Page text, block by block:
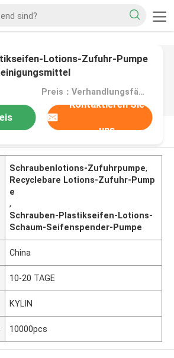
Lotions-Zufuhr-Pumpe
Preis：Verhandlungsfähig
Kontaktieren Sie
uns
Schraubenlotions-Zufuhrpumpe,
Recyclebare Lotions-Zufuhr-Pump
e
,
Schrauben-Plastikseifen-Lotions-
Schaum-Seifenspender-Pumpe
China
10-20 TAGE
KYLIN
10000pcs